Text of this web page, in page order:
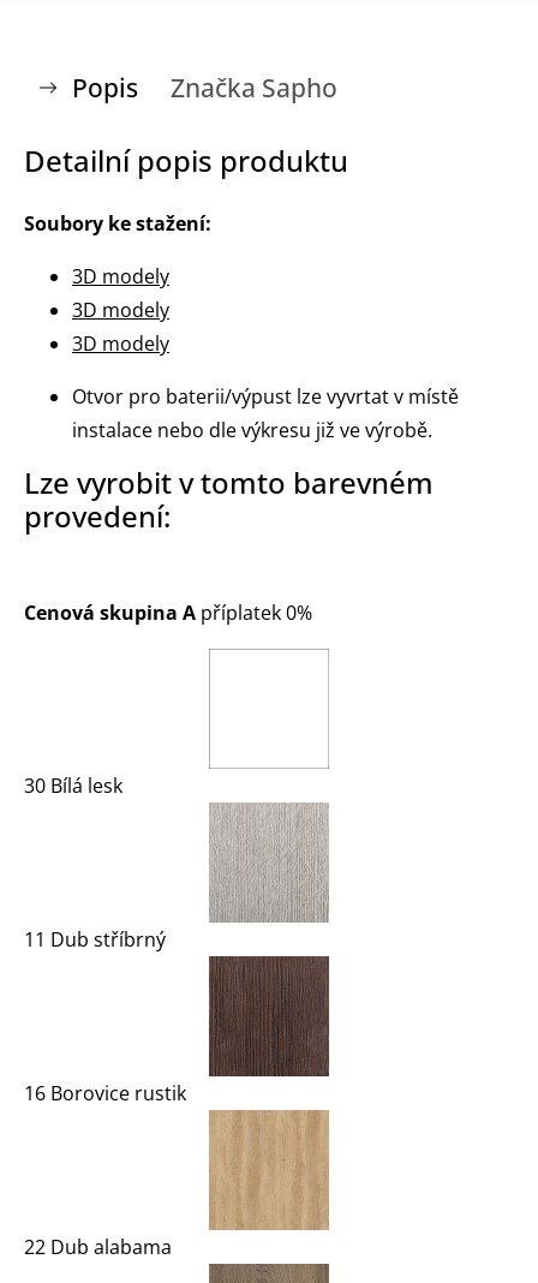
Popis Značka Sapho
Detailní popis produktu
Soubory ke stažení:
3D modely
3D modely
3D modely
Otvor pro baterii/výpust lze vyvrtat v místě
instalace nebo dle výkresu již ve výrobě.
Lze vyrobit v tomto barevném
provedení:
Cenová skupina A příplatek 0%
30 Bílá lesk
11 Dub stříbrný
16 Borovice rustik
22 Dub alabama